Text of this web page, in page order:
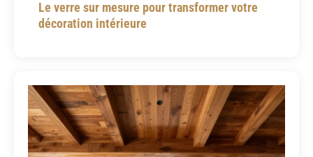
Le verre sur mesure pour transformer votre
décoration intérieure